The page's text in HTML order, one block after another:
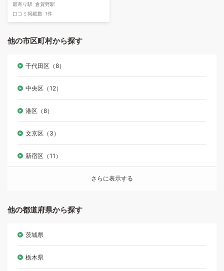
最寄り駅 倉賀野駅
口コミ掲載数 1件
他の市区町村から探す
千代田区（8）
中央区（12）
港区（8）
文京区（3）
新宿区（11）
さらに表示する
他の都道府県から探す
茨城県
栃木県